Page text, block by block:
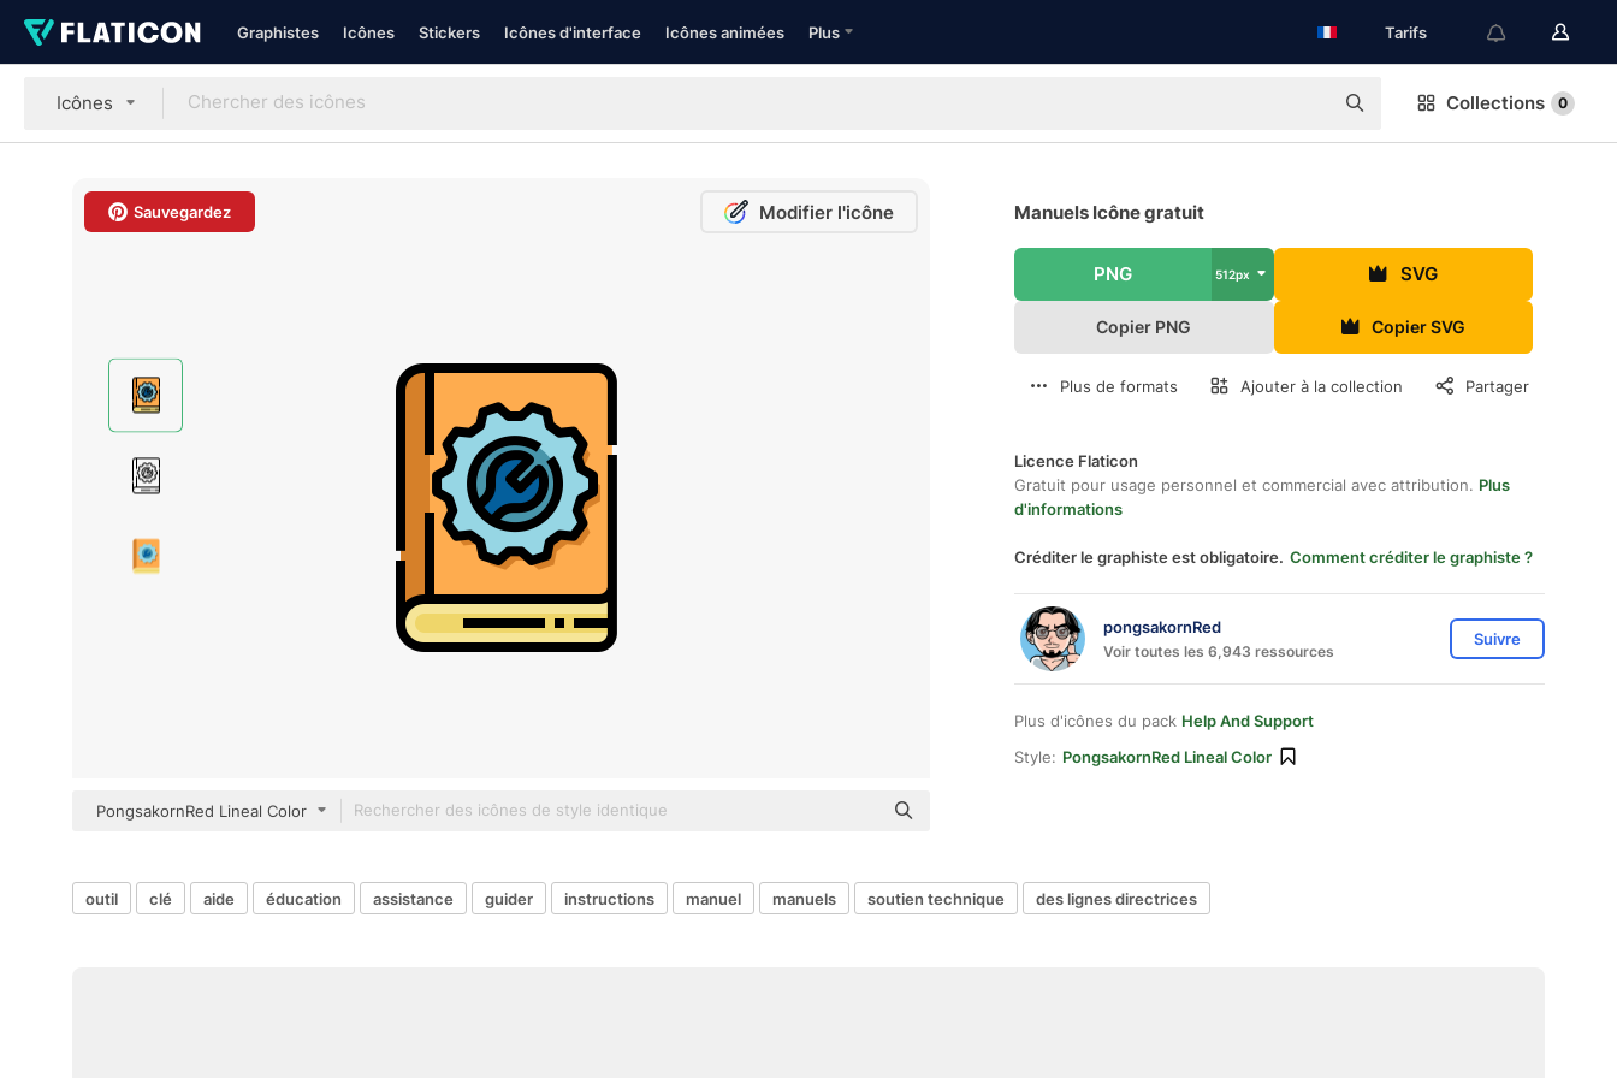
Graphistes Icônes Stickers Icônes d'interface Icônes animées Plus Tarifs
Icônes Collections 0
Sauvegardez Modifier l'icône
PongsakornRed Lineal Color
Manuels Icône gratuit
PNG 512px SVG
Copier PNG Copier SVG
Plus de formats Ajouter à la collection Partager
Licence Flaticon
Gratuit pour usage personnel et commercial avec attribution. Plus
d'informations
Créditer le graphiste est obligatoire. Comment créditer le graphiste ?
pongsakornRed
Voir toutes les 6,943 ressources
Suivre
Plus d'icônes du pack Help And Support
Style: PongsakornRed Lineal Color
outil clé aide éducation assistance guider instructions manuel manuels soutien technique des lignes directrices